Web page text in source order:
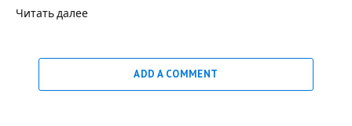
Читать далее
ADD A COMMENT